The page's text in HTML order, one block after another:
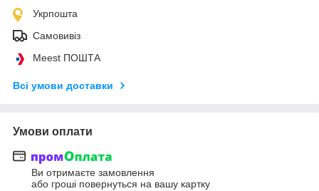
Укрпошта
Самовивіз
Meest ПОШТА
Всі умови доставки
Умови оплати
Ви отримаєте замовлення
або гроші повернуться на вашу картку